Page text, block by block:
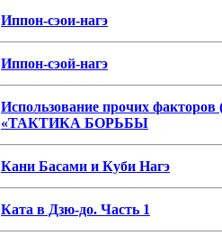
Иппон-сэои-нагэ
Иппон-сэой-нагэ
Использование прочих
«ТАКТИКА БОРЬБЫ
Кани Басами и Куби Нагэ
Ката в Дзю-до. Часть 1